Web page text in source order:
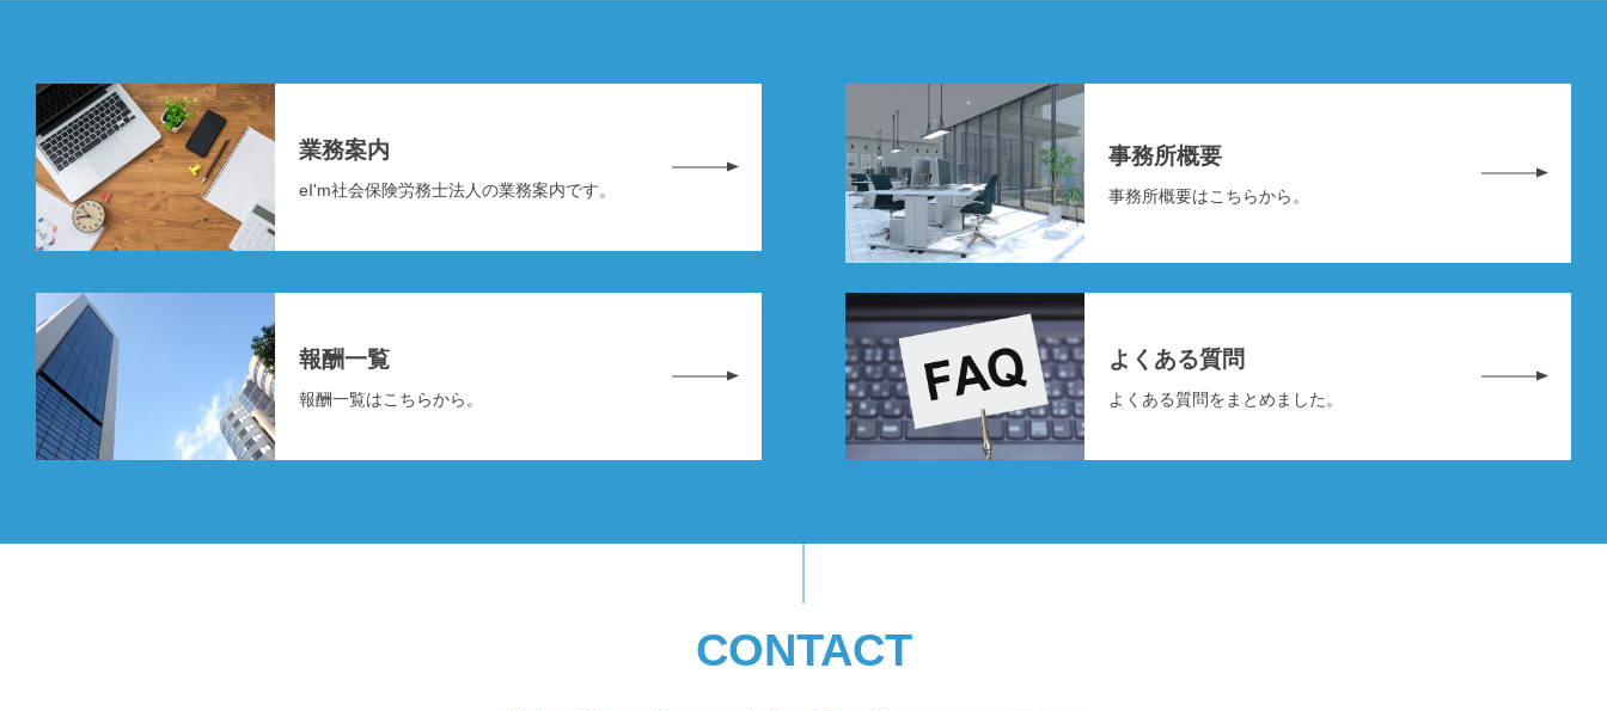
業務案内
eI'm社会保険労務士法人の業務案内です。
事務所概要
事務所概要はこちらから。
報酬一覧
報酬一覧はこちらから。
よくある質問
よくある質問をまとめました。
CONTACT